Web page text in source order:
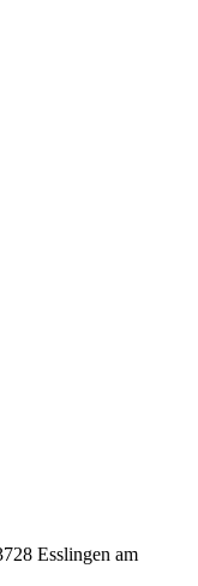
Esslingen am